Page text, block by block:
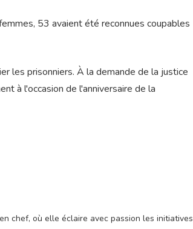
53 avaient été reconnues coupables
les prisonniers. À la demande de la justice
à l'occasion de l'anniversaire de la
chef, où elle éclaire avec passion les initiatives